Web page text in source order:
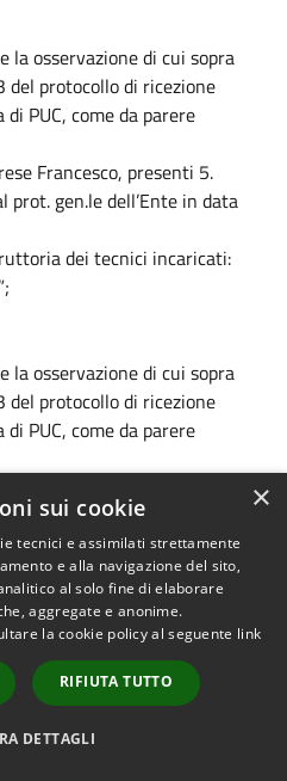
la osservazione di cui sopra
protocollo di ricezione
PUC, come da parere
Francesco, presenti 5.
prot. gen.le dell’Ente in data
dei tecnici incaricati:
la osservazione di cui sopra
protocollo di ricezione
PUC, come da parere
dei tecnici incaricati:
la osservazione di cui sopra
protocollo di ricezione
×
sui cookie
tecnici e assimilati strettamente
e alla navigazione del sito,
al solo fine di elaborare
aggregate e anonime.
la cookie policy al seguente link
RIFIUTA TUTTO
DETTAGLI